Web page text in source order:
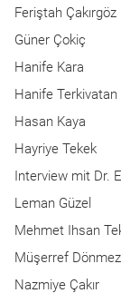
Feriştah Çakırgöz
Güner Çokiç
Hanife Kara
Hanife Terkivatan
Hasan Kaya
Hayriye Tekek
Interview mit Dr.
Leman Güzel
Mehmet Ihsan
Müşerref Dönmez
Nazmiye Çakır